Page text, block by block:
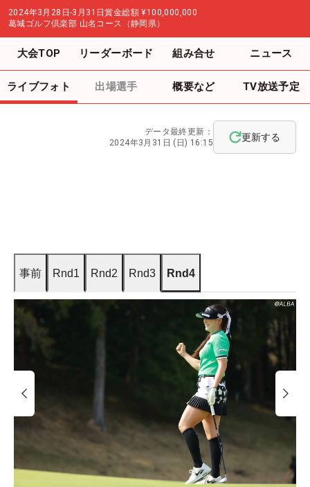
2024年3月28日-3月31日賞金総額 ¥100,000,000
葛城ゴルフ倶楽部 山名コース（静岡県）
大会TOP リーダーボード 組み合せ ニュース
ライブフォト 出場選手 概要など TV放送予定
データ最終更新：
2024年3月31日 (日) 16:15
更新する
事前 Rnd1 Rnd2 Rnd3 Rnd4